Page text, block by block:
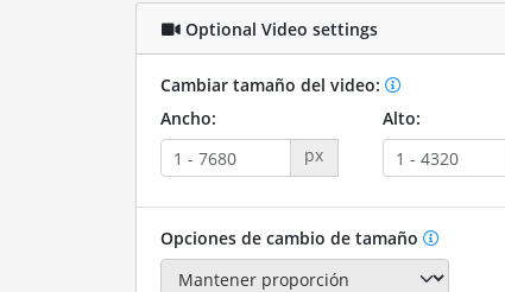
Optional Video settings
Cambiar tamaño del video:
Ancho:
px
Alto:
Opciones de cambio de tamaño